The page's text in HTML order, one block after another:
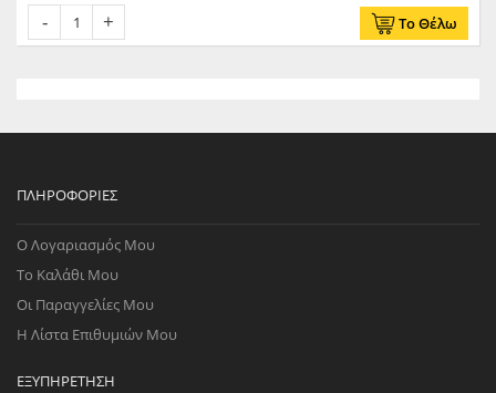
Το Θέλω
ΠΛΗΡΟΦΟΡΊΕΣ
Ο Λογαριασμός Μου
Το Καλάθι Μου
Οι Παραγγελίες Μου
Η Λίστα Επιθυμιών Μου
ΕΞΥΠΗΡΈΤΗΣΗ